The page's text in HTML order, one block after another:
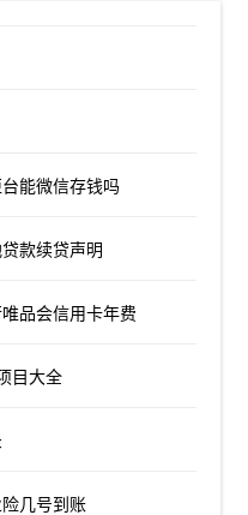
能微信存钱吗
款续贷声明
品会信用卡年费
目大全
几号到账